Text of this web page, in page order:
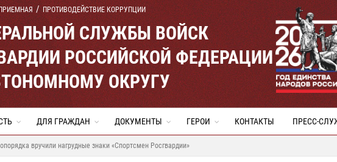
ПРОТИВОДЕЙСТВИЕ КОРРУПЦИИ
СЛУЖБЫ ВОЙСК
РОССИЙСКОЙ ФЕДЕРАЦИИ
ОКРУГУ
ДЛЯ ГРАЖДАН ДОКУМЕНТЫ ГЕРОИ КОНТАКТЫ ПРЕСС-
вручили нагрудные знаки «Спортсмен Росгвардии»